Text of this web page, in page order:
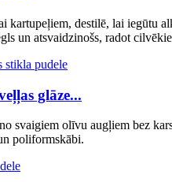
kartupeļiem, destilē, lai iegūtu
un atsvaidzinošs, radot
glāze...
svaigiem olīvu augļiem bez
poliformskābi.